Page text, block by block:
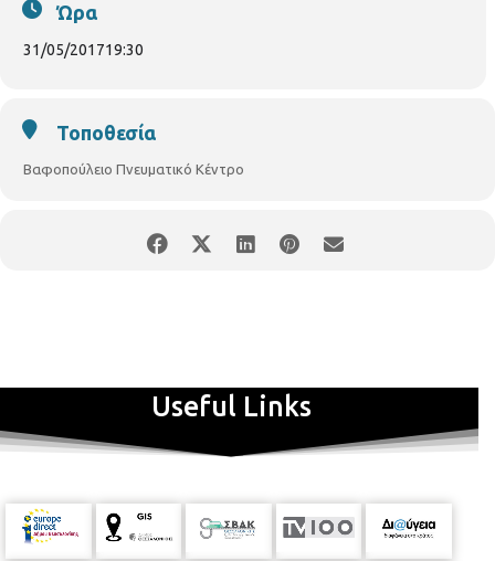
Ώρα
31/05/201719:30
Τοποθεσία
Βαφοπούλειο Πνευματικό Κέντρο
Useful Links